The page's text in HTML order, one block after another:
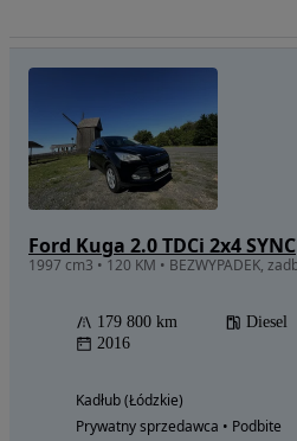
Ford Kuga 2.0 TDCi 2x4 SYNC
179 800 km Diesel
2016
Kadłub (Łódzkie)
Prywatny sprzedawca • Podbite